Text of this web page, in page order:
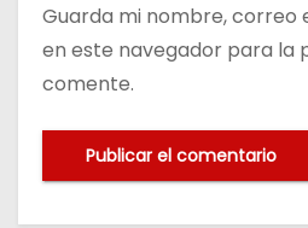
Guarda mi nombre, correo
en este navegador para la
comente.